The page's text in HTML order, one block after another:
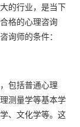
的行业，是当下
格的心理咨询
询师的条件：
包括普通心理
测量学等基本学
、文化学等。这